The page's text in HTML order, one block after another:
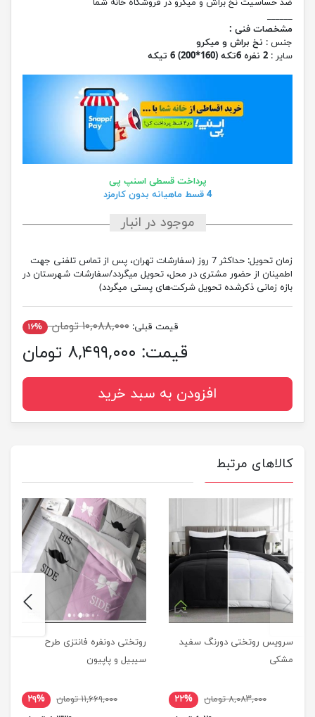
ضد حساسیت نخ براش و میکرو در فروشگاه خانه شما
______
مشخصات فنی :
جنس : نخ براش و میکرو
سایر : 2 نفره 6تکه (160*200) 6 تیکه
پرداخت قسطی اسنپ پی
4 قسط ماهیانه بدون کارمزد
موجود در انبار
زمان تحویل:
حداکثر 7 روز (سفارشات تهران، پس از تماس تلفنی جهت
اطمینان از حضور مشتری در محل، تحویل میگردد/سفارشات شهرستان در
بازه زمانی ذکرشده تحویل شرکت‌های پستی میگردد)
قیمت قبلی: ۱۰,۰۸۸,۰۰۰ تومان ۱۶%
قیمت: ۸,۴۹۹,۰۰۰ تومان
افزودن به سبد خرید
کالاهای مرتبط
سرویس روتختی دورنگ سفید
مشکی
۸,۰۸۳,۰۰۰ تومان
۲۲%
روتختی دونفره فانتزی طرح
سیبیل و پاپیون
۱۱,۶۶۹,۰۰۰ تومان
۲۹%
previus